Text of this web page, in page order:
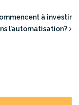
à investir
l’automatisation?